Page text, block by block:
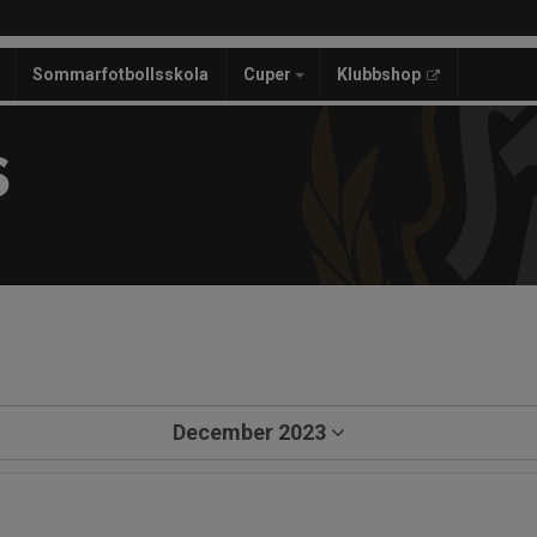
Sommarfotbollsskola Cuper Klubbshop
December 2023